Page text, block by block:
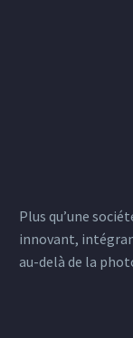
Plus qu’une
innovant,
au-delà de la